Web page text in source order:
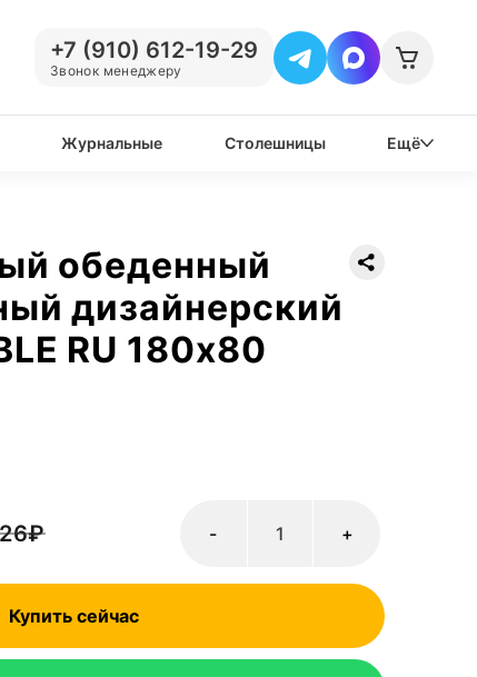
+7 (910) 612-19-29
Звонок менеджеру
Журнальные Столешницы Ещё
обеденный
дизайнерский
RU 180х80
₽ +
-
Купить сейчас